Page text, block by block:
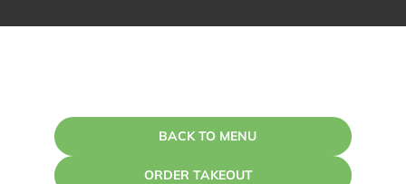
NEWS
BACK TO MENU
ORDER TAKEOUT